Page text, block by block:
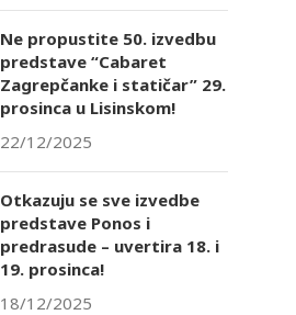
Ne propustite 50. izvedbu
predstave “Cabaret
Zagrepčanke i statičar” 29.
prosinca u Lisinskom!
22/12/2025
Otkazuju se sve izvedbe
predstave Ponos i
predrasude – uvertira 18. i
19. prosinca!
18/12/2025